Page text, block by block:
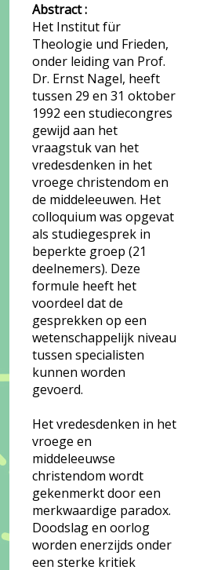
Abstract :
Het Institut für
Theologie und Frieden,
onder leiding van Prof.
Dr. Ernst Nagel, heeft
tussen 29 en 31 oktober
1992 een studiecongres
gewijd aan het
vraagstuk van het
vredesdenken in het
vroege christendom en
de middeleeuwen. Het
colloquium was opgevat
als studiegesprek in
beperkte groep (21
deelnemers). Deze
formule heeft het
voordeel dat de
gesprekken op een
wetenschappelijk niveau
tussen specialisten
kunnen worden
gevoerd.
Het vredesdenken in het
vroege en
middeleeuwse
christendom wordt
gekenmerkt door een
merkwaardige paradox.
Doodslag en oorlog
worden enerzijds onder
een sterke kritiek